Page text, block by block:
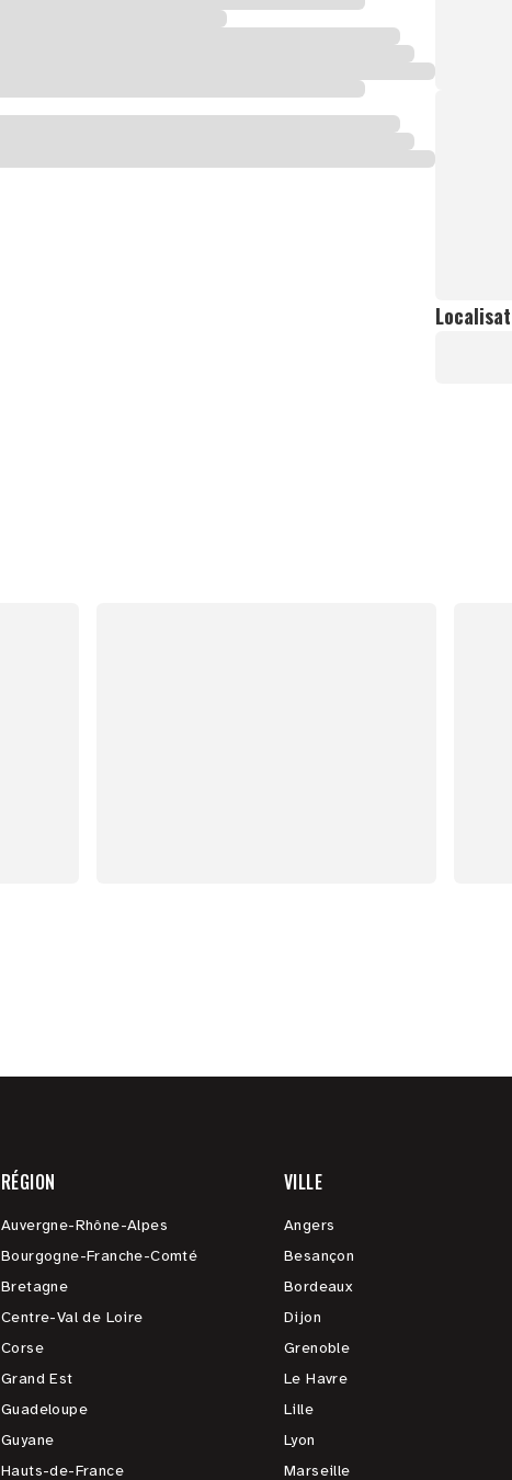
RÉGION
Auvergne-Rhône-Alpes
Bourgogne-Franche-Comté
Bretagne
Centre-Val de Loire
Corse
Grand Est
Guadeloupe
Guyane
Hauts-de-France
VILLE
Angers
Besançon
Bordeaux
Dijon
Grenoble
Le Havre
Lille
Lyon
Marseille